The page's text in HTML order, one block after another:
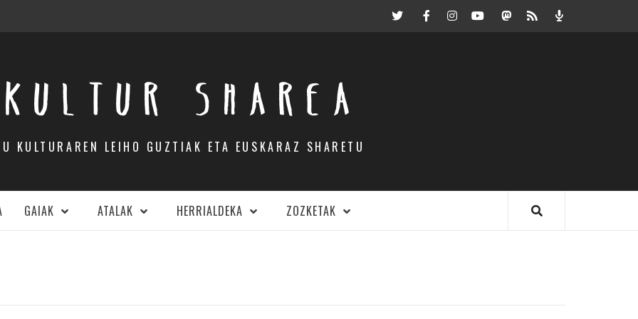
TwitterFacebookInstagramYoutubeMastodon.eus
RSS Podcast
KULTUR SHAREA
KULTURAREN LEIHO GUZTIAK ETA EUSKARAZ SHARETU
GAIAK ATALAK HERRIALDEKA ZOZKETAK